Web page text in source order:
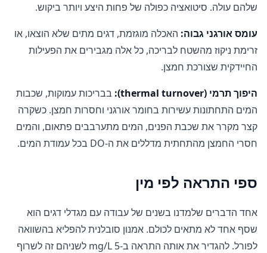
שלהם עולה. סיטואציה כפולה של פחות היצע ויותר ביקוש.
עומס אורגני גבוה: האכלה מוגזמת, דגים מתים שלא הוצאו, או
זרימת ניקוז מהשטח לבריכה, כל אלה מגבירים את הפעילות
החיידקית שצורכת חמצן.
היפוך תרמי (thermal turnover):
בבריכות עמוקות, שכבות
המים התחתונות עשירות בחומר אורגני וחסרות חמצן. כשקרה
קצר מקרר את שכבת הפנים, המים מתערבבים פתאום, והמים
חסרי החמצן מהתחתית מדללים את ה-DO בכל עמודת המים.
ספי התראה לפי מין
אחד הדברים שלמדנו בשנים של עבודה עם מגדלי דגים הוא
שסף אחד לא מתאים לכולם. אמנון סובלנית להפליא בהשוואה
לפורל. להגדיר את אותה התראה ב-5 mg/L לשניהם זה לשרוף